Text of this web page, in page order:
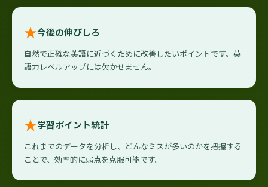
★今後の伸びしろ
自然で正確な英語に近づくために改善したいポイントです。英
語力レベルアップには欠かせません。
★学習ポイント統計
これまでのデータを分析し、どんなミスが多いのかを把握する
ことで、効率的に弱点を克服可能です。